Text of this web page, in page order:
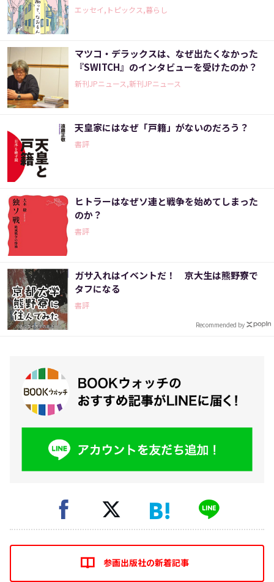
エッセイ,トピックス,暮らし
マツコ・デラックスは、なぜ出たくなかった
『SWITCH』のインタビューを受けたのか？
新刊JPニュース,新刊JPニュース
天皇家にはなぜ「戸籍」がないのだろう？
書評
ヒトラーはなぜソ連と戦争を始めてしまった
のか？
書評
ガサ入れはイベントだ！ 京大生は熊野寮で
タフになる
書評
Recommended by
参画出版社の新着記事